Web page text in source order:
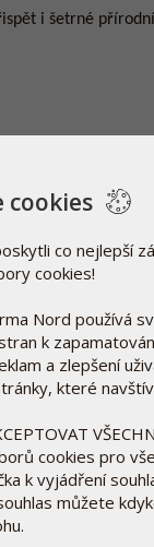
i šetrné
extrakt získávaný z
roste na
které pomáhají
buněk
způsoby.
se kyslík a živiny
látky.
radikálů,
k
cookies
co nejlepší
cookies!
Nord používá
k
a zlepšení
které
cookies pro
k vyjádření
můžete